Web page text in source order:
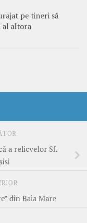
pe tineri să
al altora
a relicvelor Sf.
din Baia Mare